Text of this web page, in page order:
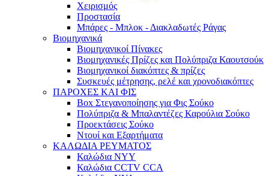
Χειρισμός
Προστασία
Μπάρες - Μπλοκ - Διακλαδωτές Ράγας
Βιομηχανικά
Βιομηχανικοί Πίνακες
Βιομηχανικές Πρίζες και Πολύπριζα Καουτσούκ
Βιομηχανικοί διακόπτες & πρίζες
Συσκευές μέτρησης, ρελέ και χρονοδιακόπτες
ΠΑΡΟΧΕΣ ΚΑΙ ΦΙΣ
Box Στεγανοποίησης για Φις Σούκο
Πολύπριζα & Μπαλαντέζες Καρούλια Σούκο
Προεκτάσεις Σούκο
Ντουί και Εξαρτήματα
ΚΑΛΩΔΙΑ ΡΕΥΜΑΤΟΣ
Καλώδια NYY
Καλώδια CCTV CCA